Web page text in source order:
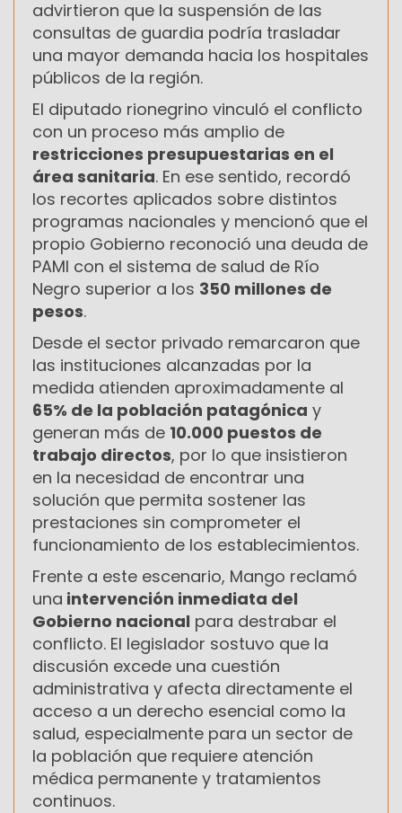
advirtieron que la suspensión de las
consultas de guardia podría trasladar
una mayor demanda hacia los hospitales
públicos de la región.
El diputado rionegrino vinculó el conflicto
con un proceso más amplio de
restricciones presupuestarias en el
área sanitaria. En ese sentido, recordó
los recortes aplicados sobre distintos
programas nacionales y mencionó que el
propio Gobierno reconoció una deuda de
PAMI con el sistema de salud de Río
Negro superior a los 350 millones de
pesos.
Desde el sector privado remarcaron que
las instituciones alcanzadas por la
medida atienden aproximadamente al
65% de la población patagónica y
generan más de 10.000 puestos de
trabajo directos, por lo que insistieron
en la necesidad de encontrar una
solución que permita sostener las
prestaciones sin comprometer el
funcionamiento de los establecimientos.
Frente a este escenario, Mango reclamó
una intervención inmediata del
Gobierno nacional para destrabar el
conflicto. El legislador sostuvo que la
discusión excede una cuestión
administrativa y afecta directamente el
acceso a un derecho esencial como la
salud, especialmente para un sector de
la población que requiere atención
médica permanente y tratamientos
continuos.